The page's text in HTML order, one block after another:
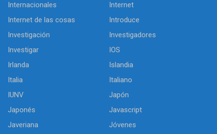
Internacionales
Internet
Internet de las cosas
Introduce
Investigación
Investigadores
Investigar
IOS
Irlanda
Islandia
Italia
Italiano
IUNV
Japón
Japonés
Javascript
Javeriana
Jóvenes